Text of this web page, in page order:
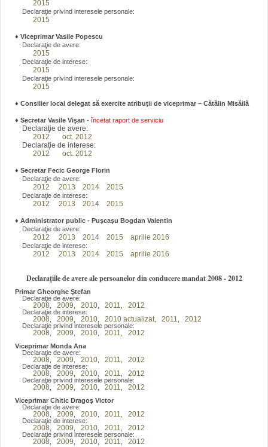
2015
Declaraţie privind interesele personale:
2015
♦ Viceprimar Vasile Popescu
Declaraţie de avere:
2015
Declaraţie de interese:
2015
Declaraţie privind interesele personale:
2015
♦ Consilier local delegat să exercite atribuţii de viceprimar – Cătălin Misăilă
♦ Secretar Vasile Vişan - încetat raport de serviciu
Declaraţie de avere:
2012
oct. 2012
Declaraţie de interese:
2012
oct. 2012
♦ Secretar Fecic George Florin
Declaraţie de avere:
2012 2013 2014 2015
Declaraţie de interese:
2012 2013 2014 2015
♦ Administrator public - Puşcaşu Bogdan Valentin
Declaraţie de avere:
2012 2013 2014 2015 aprilie 2016
Declaraţie de interese:
2012 2013 2014 2015 aprilie 2016
Declarațiile de avere ale persoanelor din conducere mandat 2008 - 2012
Primar Gheorghe Ştefan
Declaraţie de avere:
2008 2009 2010 2011 2012
Declaraţie de interese:
2008 2009 2010 2010 actualizat 2011 2012
Declaraţie privind interesele personale:
2008 2009 2010 2011 2012
Viceprimar Monda Ana
Declaraţie de avere:
2008 2009 2010 2011 2012
Declaraţie de interese:
2008 2009 2010 2011 2012
Declaraţie privind interesele personale:
2008 2009 2010 2011 2012
Viceprimar Chitic Dragoş Victor
Declaraţie de avere:
2008 2009 2010 2011 2012
Declaraţie de interese:
2008 2009 2010 2011 2012
Declaraţie privind interesele personale:
2008 2009 2010 2011 2012